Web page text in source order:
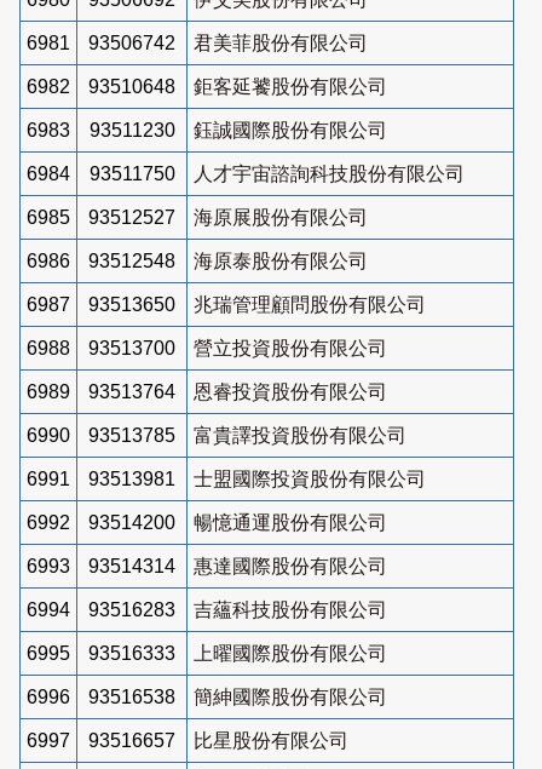
6981 93506742 君美菲股份有限公司
6982 93510648 鉅客延饕股份有限公司
6983 93511230 鈺誠國際股份有限公司
6984 93511750 人才宇宙諮詢科技股份有限公司
6985 93512527 海原展股份有限公司
6986 93512548 海原泰股份有限公司
6987 93513650 兆瑞管理顧問股份有限公司
6988 93513700 營立投資股份有限公司
6989 93513764 恩睿投資股份有限公司
6990 93513785 富貴譯投資股份有限公司
6991 93513981 士盟國際投資股份有限公司
6992 93514200 暢憶通運股份有限公司
6993 93514314 惠達國際股份有限公司
6994 93516283 吉蘊科技股份有限公司
6995 93516333 上曜國際股份有限公司
6996 93516538 簡紳國際股份有限公司
6997 93516657 比星股份有限公司